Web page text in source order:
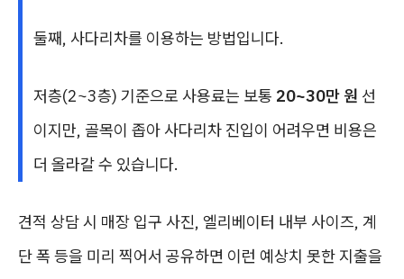
둘째, 사다리차를 이용하는 방법입니다.
저층(2~3층) 기준으로 사용료는 보통 20~30만 원 선
이지만, 골목이 좁아 사다리차 진입이 어려우면 비용은
더 올라갈 수 있습니다.
견적 상담 시 매장 입구 사진, 엘리베이터 내부 사이즈, 계
단 폭 등을 미리 찍어서 공유하면 이런 예상치 못한 지출을